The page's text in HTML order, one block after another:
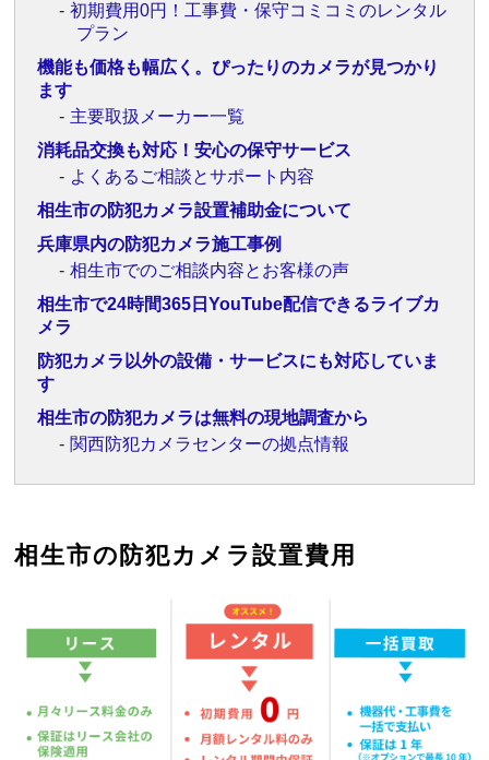
初期費用0円！工事費・保守コミコミのレンタル
プラン
機能も価格も幅広く。ぴったりのカメラが見つかり
ます
主要取扱メーカー一覧
消耗品交換も対応！安心の保守サービス
よくあるご相談とサポート内容
相生市の防犯カメラ設置補助金について
兵庫県内の防犯カメラ施工事例
相生市でのご相談内容とお客様の声
相生市で24時間365日YouTube配信できるライブカ
メラ
防犯カメラ以外の設備・サービスにも対応していま
す
相生市の防犯カメラは無料の現地調査から
関西防犯カメラセンターの拠点情報
相生市の防犯カメラ設置費用